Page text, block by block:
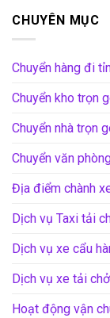
CHUYÊN MỤC
Chuyển hàng đi
Chuyển kho trọn
Chuyển nhà trọn
Chuyển văn
Địa điểm chành
Dịch vụ Taxi tải
Dịch vụ xe cẩu
Dịch vụ xe tải
Hoạt động vận